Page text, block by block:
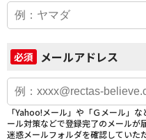
必須 メールアドレス
「Yahoo!メール」や「Ｇメール」
ール対策などで登録完了のメールが
迷惑メールフォルダを確認していた